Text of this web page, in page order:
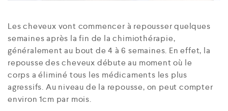
Les cheveux vont commencer à repousser quelques
semaines après la fin de la chimiothérapie,
généralement au bout de 4 à 6 semaines. En effet, la
repousse des cheveux débute au moment où le
corps a éliminé tous les médicaments les plus
agressifs. Au niveau de la repousse, on peut compter
environ 1cm par mois.